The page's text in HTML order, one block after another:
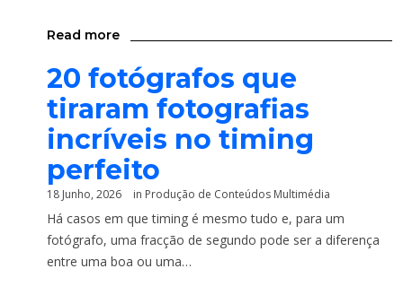
Read more
20 fotógrafos que
tiraram fotografias
incríveis no timing
perfeito
18 Junho, 2026 in Produção de Conteúdos Multimédia
Há casos em que timing é mesmo tudo e, para um
fotógrafo, uma fracção de segundo pode ser a diferença
entre uma boa ou uma…